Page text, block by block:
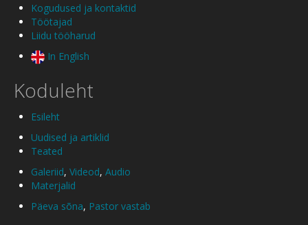
Kogudused ja kontaktid
Töötajad
Liidu tööharud
In English
Koduleht
Esileht
Uudised ja artiklid
Teated
Galeriid, Videod, Audio
Materjalid
Päeva sõna, Pastor vastab